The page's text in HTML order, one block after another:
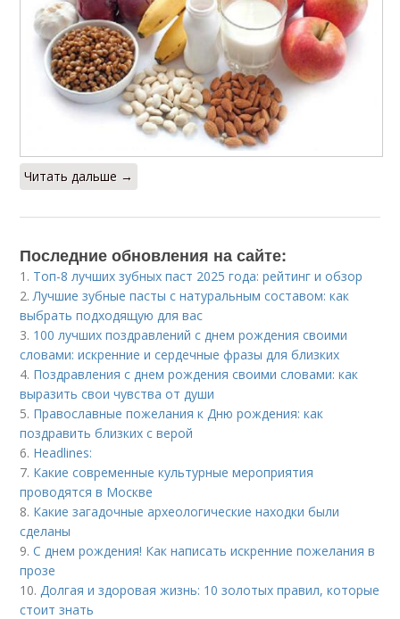
Читать дальше →
Последние обновления на сайте:
1. Топ-8 лучших зубных паст 2025 года: рейтинг и обзор
2. Лучшие зубные пасты с натуральным составом: как
выбрать подходящую для вас
3. 100 лучших поздравлений с днем рождения своими
словами: искренние и сердечные фразы для близких
4. Поздравления с днем рождения своими словами: как
выразить свои чувства от души
5. Православные пожелания к Дню рождения: как
поздравить близких с верой
6. Headlines:
7. Какие современные культурные мероприятия
проводятся в Москве
8. Какие загадочные археологические находки были
сделаны
9.С днем рождения! Как написать искренние пожелания в
прозе
10. Долгая и здоровая жизнь: 10 золотых правил, которые
стоит знать